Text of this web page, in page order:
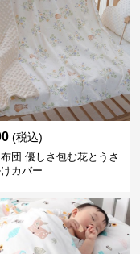
(税込)
団 優しさ包む花とうさ
カバー